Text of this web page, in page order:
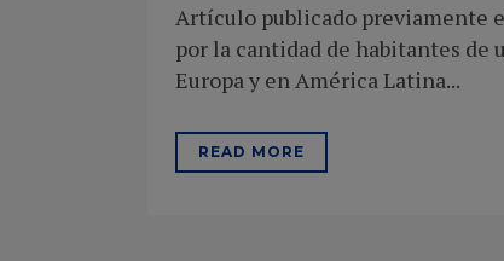
Artículo publicado previamente
por la cantidad de habitantes
Europa y en América Latina...
READ MORE